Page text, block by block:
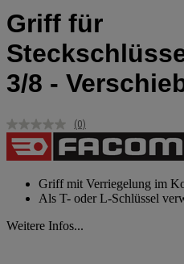
Griff für
3/8 -
Kein
Beurteilungswert.
Link
derselben
Seite.
(0)
Griff mit Verriegelung im
Als T- oder L-Schlüssel
Weitere Infos...